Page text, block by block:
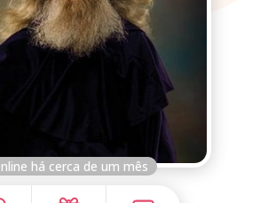
há cerca de um mês